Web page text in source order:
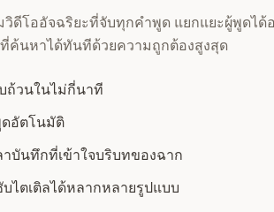
ดีโออัจฉริยะที่จับทุกคำพูด แยกแยะผู้พูดได้
ค้นหาได้ทันทีด้วยความถูกต้องสูงสุด
ถ้วนในไม่กี่นาที
อัตโนมัติ
าบันทึกที่เข้าใจบริบทของฉาก
ไตเติลได้หลากหลายรูปแบบ